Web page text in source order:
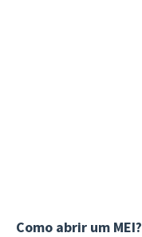
Como abrir um MEI?